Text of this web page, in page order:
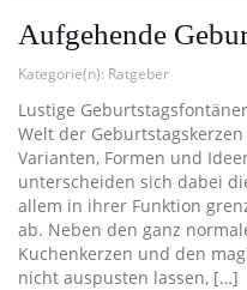
Aufgehende
Kategorie(n): Ratgeber
Lustige
Welt der
Varianten, Formen und
unterscheiden sich dabei
allem in ihrer Funktion
ab. Neben den ganz
Kuchenkerzen und den
nicht auspusten lassen, […]